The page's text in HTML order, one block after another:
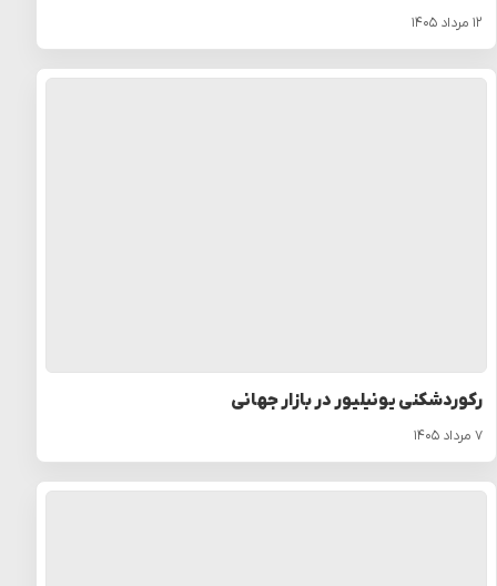
۱۲ مرداد ۱۴۰۵
رکوردشکنی یونیلیور در بازار جهانی
۷ مرداد ۱۴۰۵